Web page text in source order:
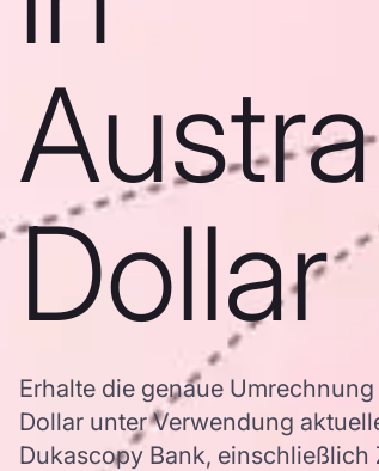
Dollar
Erhalte die genaue
Dollar unter Verwendung
Dukascopy Bank,